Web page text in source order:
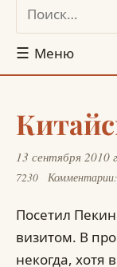
☰ Меню
13 сентября 2010
7230
Посетил
визитом. В
некогда, хотя